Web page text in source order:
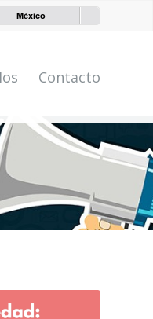
México
Contacto